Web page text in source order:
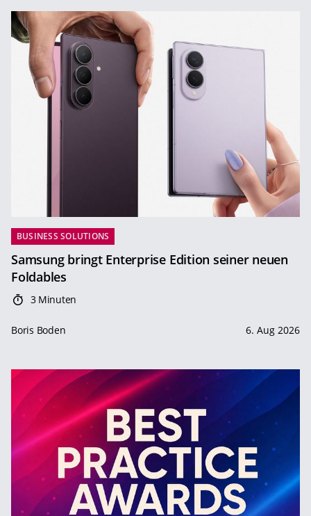
BUSINESS SOLUTIONS
Samsung bringt Enterprise Edition seiner neuen
Foldables
3 Minuten
Boris Boden 6. Aug 2026